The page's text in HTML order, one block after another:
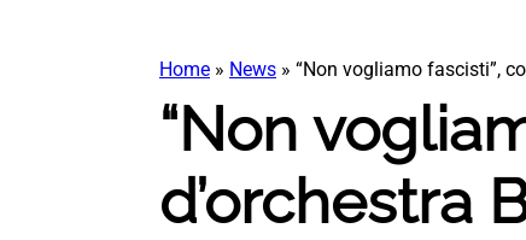
Home » News » “Non vogliamo fascisti”,
“Non
d’orchestra